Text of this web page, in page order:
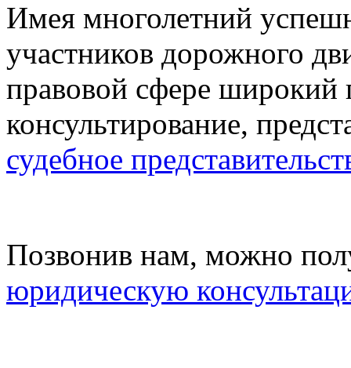
Имея многолетний
участников дорожного
правовой сфере широкий
консультирование,
судебное
Позвонив нам, можно
юридическую